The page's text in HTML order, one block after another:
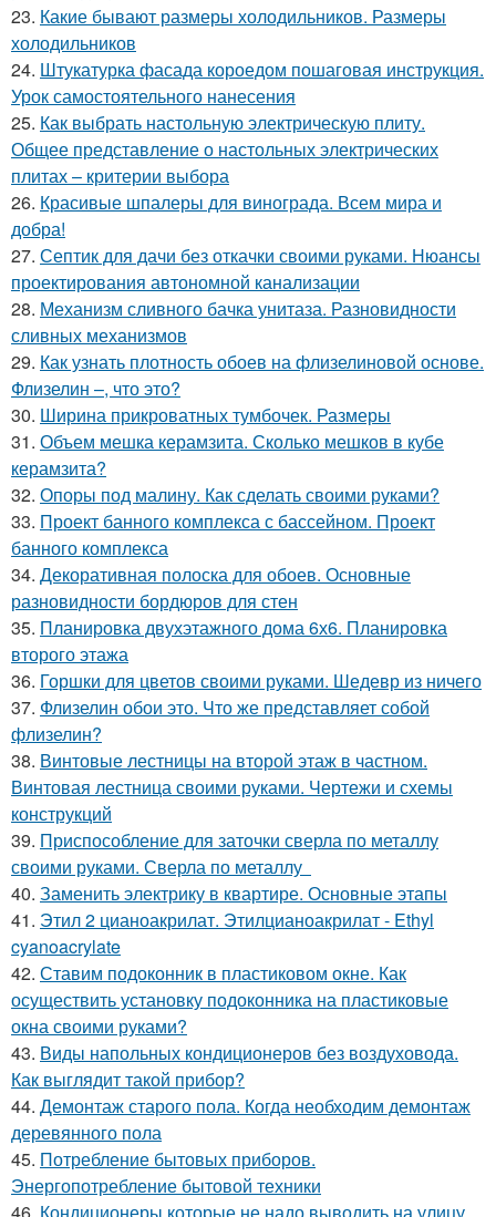
23. Какие бывают размеры холодильников. Размеры
холодильников
24. Штукатурка фасада короедом пошаговая инструкция.
Урок самостоятельного нанесения
25. Как выбрать настольную электрическую плиту.
Общее представление о настольных электрических
плитах – критерии выбора
26. Красивые шпалеры для винограда. Всем мира и
добра!
27. Септик для дачи без откачки своими руками. Нюансы
проектирования автономной канализации
28. Механизм сливного бачка унитаза. Разновидности
сливных механизмов
29. Как узнать плотность обоев на флизелиновой основе.
Флизелин –, что это?
30. Ширина прикроватных тумбочек. Размеры
31. Объем мешка керамзита. Сколько мешков в кубе
керамзита?
32. Опоры под малину. Как сделать своими руками?
33. Проект банного комплекса с бассейном. Проект
банного комплекса
34. Декоративная полоска для обоев. Основные
разновидности бордюров для стен
35. Планировка двухэтажного дома 6х6. Планировка
второго этажа
36. Горшки для цветов своими руками. Шедевр из ничего
37. Флизелин обои это. Что же представляет собой
флизелин?
38. Винтовые лестницы на второй этаж в частном.
Винтовая лестница своими руками. Чертежи и схемы
конструкций
39. Приспособление для заточки сверла по металлу
своими руками. Сверла по металлу
40. Заменить электрику в квартире. Основные этапы
41. Этил 2 цианоакрилат. Этилцианоакрилат - Ethyl
cyanoacrylate
42. Ставим подоконник в пластиковом окне. Как
осуществить установку подоконника на пластиковые
окна своими руками?
43. Виды напольных кондиционеров без воздуховода.
Как выглядит такой прибор?
44. Демонтаж старого пола. Когда необходим демонтаж
деревянного пола
45. Потребление бытовых приборов.
Энергопотребление бытовой техники